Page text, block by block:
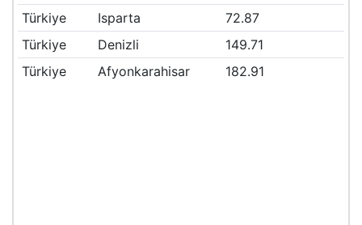
Türkiye
Isparta
72.87
Türkiye
Denizli
149.71
Türkiye
Afyonkarahisar 182.91